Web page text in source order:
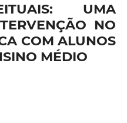
UMA
NO
COM ALUNOS
MÉDIO